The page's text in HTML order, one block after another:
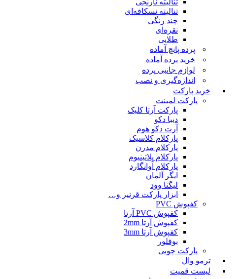
تنالیته نارنجی
تنالیته نسکافه‌ای
چند رنگی
نقره‌ای
طلایی
پرده پانچ آماده
خرید پرده آماده
لوازم جانبی پرده
اندازه‌گیری و نصب
خرید پارکت
پارکت لمینت
پارکت آرتا کلیک
دیبا دکو
آرت دکو هوم
پارکلام کلاسیک
پارکلام مدرن
پارکلام پلاتینیوم
پارکلام آوانگارد
ایگر آلمان
لیگنا وود
ابزار پارکت قرنیز و…
کفپوش PVC
کفپوش PVC آرتا
کفپوش آرتا 2mm
کفپوش آرتا 3mm
بوفلور
پارکت چوبی
ترمو وال
لیست قمیت